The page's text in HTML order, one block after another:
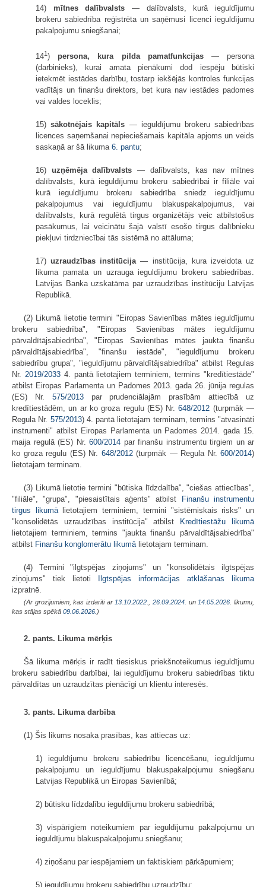
14) mītnes dalībvalsts — dalībvalsts, kurā ieguldījumu
brokeru sabiedrība reģistrēta un saņēmusi licenci ieguldījumu
pakalpojumu sniegšanai;
141) persona, kura pilda pamatfunkcijas— persona
(darbinieks), kurai amata pienākumi dod iespēju būtiski
ietekmēt iestādes darbību, tostarp iekšējās kontroles funkcijas
vadītājs un finanšu direktors, bet kura nav iestādes padomes
vai valdes loceklis;
15)sākotnējais kapitāls — ieguldījumu brokeru sabiedrības
licences saņemšanai nepieciešamais kapitāla apjoms un veids
saskaņā ar šā likuma 6. pantu;
16) uzņēmēja dalībvalsts — dalībvalsts, kas nav mītnes
dalībvalsts, kurā ieguldījumu brokeru sabiedrībai ir filiāle vai
kurā ieguldījumu brokeru sabiedrība sniedz ieguldījumu
pakalpojumus vai ieguldījumu blakuspakalpojumus, vai
dalībvalsts, kurā regulētā tirgus organizētājs veic atbilstošus
pasākumus, lai veicinātu šajā valstī esošo tirgus dalībnieku
piekļuvi tirdzniecībai tās sistēmā no attāluma;
17)uzraudzības institūcija— institūcija, kura izveidota uz
likuma pamata un uzrauga ieguldījumu brokeru sabiedrības.
Latvijas Banka uzskatāma par uzraudzības institūciju Latvijas
Republikā.
(2) Likumā lietotie termini "Eiropas Savienības mātes ieguldījumu
brokeru sabiedrība", "Eiropas Savienības mātes ieguldījumu
pārvaldītājsabiedrība", "Eiropas Savienības mātes jaukta finanšu
pārvaldītājsabiedrība", "finanšu iestāde", "ieguldījumu brokeru
sabiedrību grupa", "ieguldījumu pārvaldītājsabiedrība" atbilst Regulas
Nr. 2019/20334. pantā lietotajiem terminiem, termins "kredītiestāde"
atbilst Eiropas Parlamenta un Padomes 2013. gada 26. jūnija regulas
(ES) Nr. 575/2013par prudenciālajām prasībām attiecībā uz
kredītiestādēm, un ar ko groza regulu (ES) Nr.648/2012 (turpmāk —
Regula Nr. 575/2013) 4. pantā lietotajam terminam, termins "atvasināti
instrumenti" atbilst Eiropas Parlamenta un Padomes 2014. gada 15.
maija regulā (ES) Nr. 600/2014 par finanšu instrumentu tirgiem un ar
ko groza regulu (ES) Nr. 648/2012(turpmāk — Regula Nr. 600/2014)
lietotajam terminam.
(3) Likumā lietotie termini "būtiska līdzdalība", "ciešas attiecības",
"filiāle", "grupa", "piesaistītais aģents" atbilst
Finanšu instrumentu
tirgus likumālietotajiem terminiem, termini "sistēmiskais risks" un
"konsolidētās uzraudzības institūcija" atbilst
Kredītiestāžu likumā
lietotajiem terminiem, termins "jaukta finanšu pārvaldītājsabiedrība"
atbilst Finanšu konglomerātu likumālietotajam terminam.
(4) Termini "ilgtspējas ziņojums" un "konsolidētais ilgtspējas
ziņojums" tiek lietoti
Ilgtspējas informācijas atklāšanas likuma
izpratnē.
(Ar grozījumiem, kas izdarīti ar 13.10.2022. ,26.09.2024. un 14.05.2026 . likumu,
kas stājas spēkā 09.06.2026. )
2. pants. Likuma mērķis
Šā likuma mērķis ir radīt tiesiskus priekšnoteikumus ieguldījumu
brokeru sabiedrību darbībai, lai ieguldījumu brokeru sabiedrības tiktu
pārvaldītas un uzraudzītas pienācīgi un klientu interesēs.
3. pants. Likuma darbība
(1) Šis likums nosaka prasības, kas attiecas uz:
1) ieguldījumu brokeru sabiedrību licencēšanu, ieguldījumu
pakalpojumu un ieguldījumu blakuspakalpojumu sniegšanu
Latvijas Republikā un Eiropas Savienībā;
2) būtisku līdzdalību ieguldījumu brokeru sabiedrībā;
3) vispārīgiem noteikumiem par ieguldījumu pakalpojumu un
ieguldījumu blakuspakalpojumu sniegšanu;
4) ziņošanu par iespējamiem un faktiskiem pārkāpumiem;
5) ieguldījumu brokeru sabiedrību uzraudzību;